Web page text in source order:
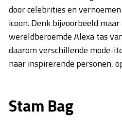
door celebrities en
icoon. Denk bijvoorbeeld maar
wereldberoemde Alexa tas
daarom verschillende mode-
naar inspirerende personen,
Stam Bag